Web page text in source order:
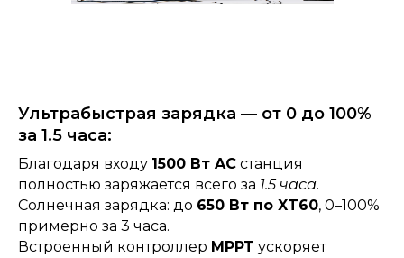
Ультрабыстрая зарядка — от 0 до 100%
за 1.5 часа:
Благодаря входу 1500 Вт AC станция
полностью заряжается всего за 1.5 часа.
Солнечная зарядка: до 650 Вт по XT60, 0–100%
примерно за 3 часа.
Встроенный контроллер MPPT ускоряет